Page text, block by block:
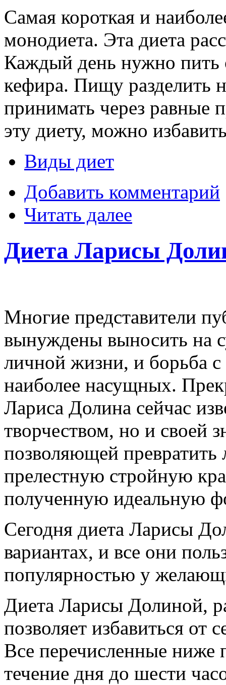
Самая короткая и
монодиета. Эта диета
Каждый день нужно пить
кефира. Пищу разделить
принимать через равные
эту диету, можно
Виды диет
Добавить комментарий
Читать далее
Диета Ларисы
Многие представители
вынуждены выносить на
личной жизни, и борьба
наиболее насущных.
Лариса Долина сейчас
творчеством, но и своей
позволяющей
прелестную стройную
полученную идеальную
Сегодня диета Ларисы
вариантах, и все они
популярностью у
Диета Ларисы Долиной,
позволяет избавиться от
Все перечисленные ниже
течение дня до шести